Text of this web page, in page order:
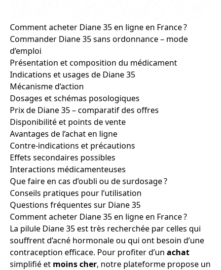
Comment acheter Diane 35 en ligne en France ?
Commander Diane 35 sans ordonnance – mode
d’emploi
Présentation et composition du médicament
Indications et usages de Diane 35
Mécanisme d’action
Dosages et schémas posologiques
Prix de Diane 35 – comparatif des offres
Disponibilité et points de vente
Avantages de l’achat en ligne
Contre-indications et précautions
Effets secondaires possibles
Interactions médicamenteuses
Que faire en cas d’oubli ou de surdosage ?
Conseils pratiques pour l’utilisation
Questions fréquentes sur Diane 35
Comment acheter Diane 35 en ligne en France ?
La pilule Diane 35 est très recherchée par celles qui
souffrent d’acné hormonale ou qui ont besoin d’une
contraception efficace. Pour profiter d’un achat
simplifié et moins cher, notre plateforme propose un